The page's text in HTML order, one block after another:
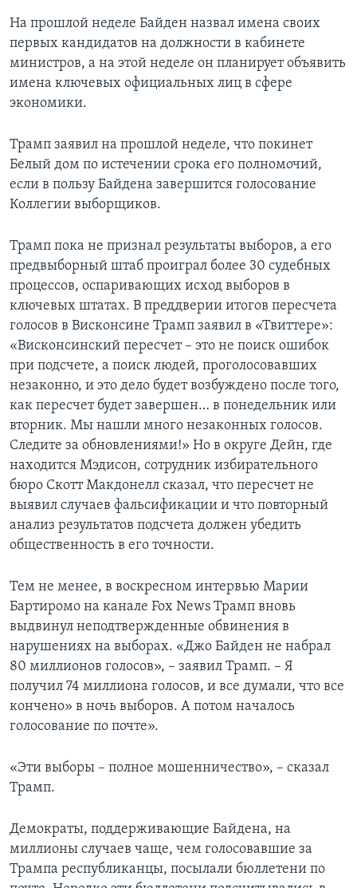
На прошлой неделе Байден назвал имена своих
первых кандидатов на должности в кабинете
министров, а на этой неделе он планирует объявить
имена ключевых официальных лиц в сфере
экономики.
Трамп заявил на прошлой неделе, что покинет
Белый дом по истечении срока его полномочий,
если в пользу Байдена завершится голосование
Коллегии выборщиков.
Трамп пока не признал результаты выборов, а его
предвыборный штаб проиграл более 30 судебных
процессов, оспаривающих исход выборов в
ключевых штатах. В преддверии итогов пересчета
голосов в Висконсине Трамп заявил в «Твиттере»:
«Висконсинский пересчет – это не поиск ошибок
при подсчете, а поиск людей, проголосовавших
незаконно, и это дело будет возбуждено после того,
как пересчет будет завершен… в понедельник или
вторник. Мы нашли много незаконных голосов.
Следите за обновлениями!» Но в округе Дейн, где
находится Мэдисон, сотрудник избирательного
бюро Скотт Макдонелл сказал, что пересчет не
выявил случаев фальсификации и что повторный
анализ результатов подсчета должен убедить
общественность в его точности.
Тем не менее, в воскресном интервью Марии
Бартиромо на канале Fox News Трамп вновь
выдвинул неподтвержденные обвинения в
нарушениях на выборах. «Джо Байден не набрал
80 миллионов голосов», – заявил Трамп. – Я
получил 74 миллиона голосов, и все думали, что все
кончено» в ночь выборов. А потом началось
голосование по почте».
«Эти выборы – полное мошенничество», – сказал
Трамп.
Демократы, поддерживающие Байдена, на
миллионы случаев чаще, чем голосовавшие за
Трампа республиканцы, посылали бюллетени по